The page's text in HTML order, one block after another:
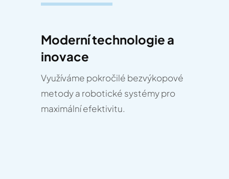
Moderní technologie a
inovace
Využíváme pokročilé bezvýkopové
metody a robotické systémy pro
maximální efektivitu.